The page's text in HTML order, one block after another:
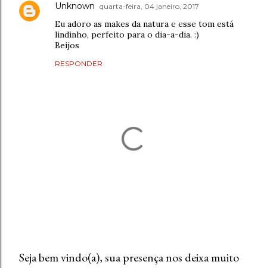
Unknown quarta-feira, 04 janeiro, 2017
Eu adoro as makes da natura e esse tom está
lindinho, perfeito para o dia-a-dia. :)
Beijos
RESPONDER
Seja bem vindo(a), sua presença nos deixa muito